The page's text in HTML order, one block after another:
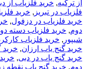
از ترکیه, خرید فلزیاب از
فلزیاب در تبریز , خرید
خرید فلزیاب در دزفول,
دوم, خرید فلزیاب دسته
شیپور , خرید فلزیاب
خرید گنج یاب ارزان, خرید
خرید گنج یاب در دبی,
دوم, خرید گنج یاب نقطه